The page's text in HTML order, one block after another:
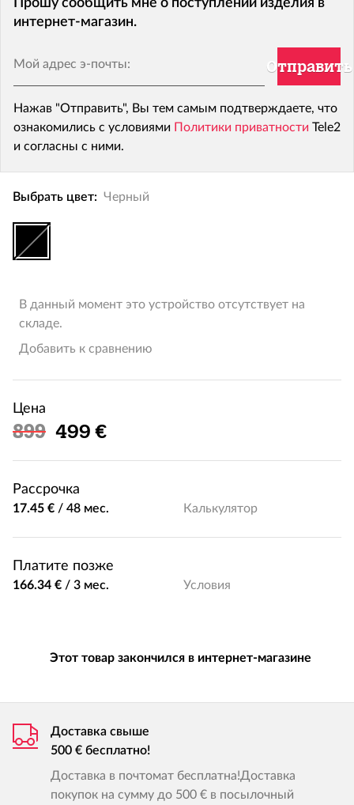
Прошу сообщить мне о поступлении изделия в
интернет-магазин.
Мой адрес э-почты:
Отправить
Нажав "Отправить", Вы тем самым подтверждаете, что
ознакомились с условиями Политики приватности Tele2
и согласны с ними.
Выбрать цвет: Черный
В данный момент это устройство отсутствует на
складе.
Добавить к сравнению
Цена
899 Льготная цена
499 €
Рассрочка
17.45 € / 48 мес. Калькулятор
Платите позже
166.34 € / 3 мес. Условия
Этот товар закончился в интернет-магазине
Доставка свыше
500 € бесплатно!
Доставка в почтомат бесплатна!Доставка
покупок на сумму до 500 € в посылочный